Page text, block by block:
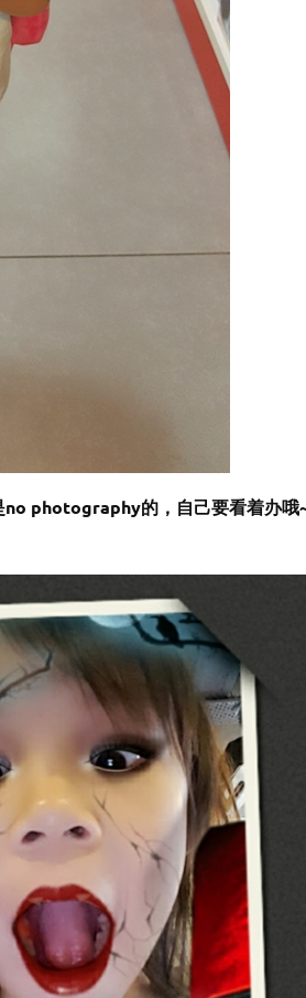
no photography的，自己要看着办哦